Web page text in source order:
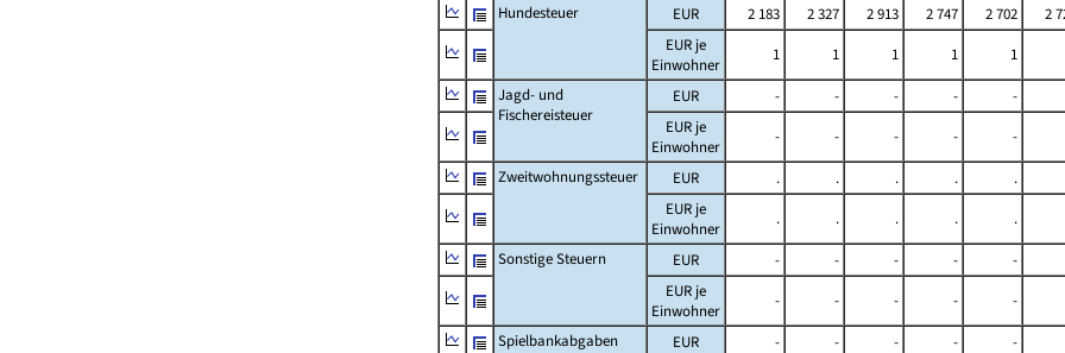
Hundesteuer
EUR 2 183 2 327 2 913 2 747 2 702 2
EUR je
Einwohner
1 1 1 1 1
Jagd- und
Fischereisteuer
EUR - - - - -
EUR je
Einwohner
- - - - -
Zweitwohnungssteuer
EUR . . . . .
EUR je
Einwohner
. . . . .
Sonstige Steuern
EUR - - - - -
EUR je
Einwohner
- - - - -
Spielbankabgaben
EUR - - - - -